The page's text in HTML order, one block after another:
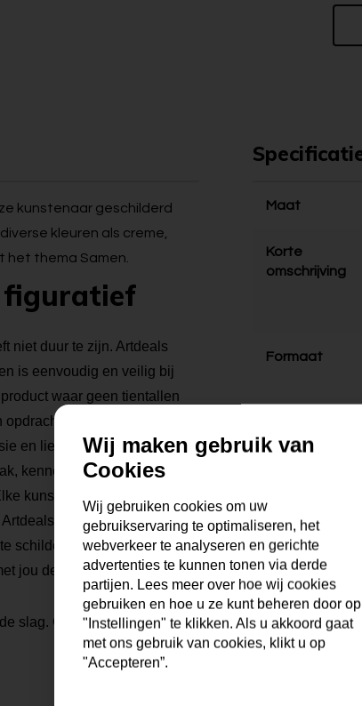
kunstenaar geschilderd
kleuren als creme,
het thema Samen.
figuratief
niet duur te zijn. Artdeals
is eenvoudig en veilig bij
waar geen tientallen
schilderijen maken
en liefde voor hun werk aan
kennen de verf, maken zelf
kunstenaar heeft ook zijn of
is daarom altijd een
schilderij er niet voor je bij?
jou de mogelijkheden!
slag. Gratis verzending
Maat
Korte
omschrijving
Formaat
Wij maken gebruik van
Cookies
Wij gebruiken cookies om uw
gebruikservaring te optimaliseren, het
webverkeer te analyseren en gerichte
advertenties te kunnen tonen via derde
partijen. Lees meer over hoe wij cookies
gebruiken en hoe u ze kunt beheren door op
"Instellingen" te klikken. Als u akkoord gaat
met ons gebruik van cookies, klikt u op
"Accepteren”.